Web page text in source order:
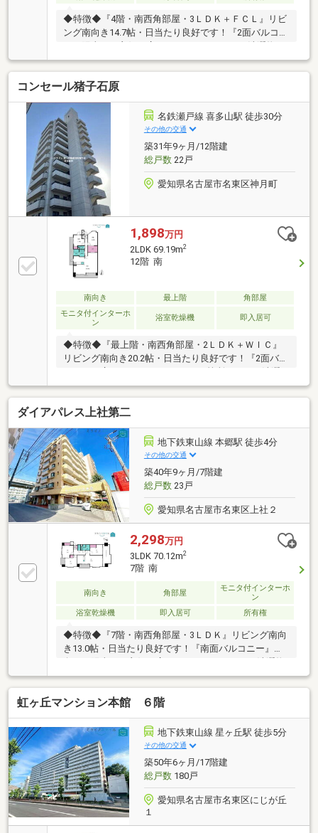
◆特徴◆『4階・南西角部屋・3ＬＤＫ＋ＦＣＬ』リビ
ング南向き14.7帖・日当たり良好です！『2面バルコニ
スペースに困りません！◆設備仕様◆『2026年5月リ
フォーム完工』■水回り：キッチン、バス、洗面、ト
イレ、配管■内装：クロス全室、床材、建具他◆リフ
ォーム相談可◆ご要望があれば物件引渡し後、ご入居
前にリフォーム可能です！ご相談ください！◆大容量
収納◆全居室収納付き、ファミリークローゼット、廊
下収納、シューズクローゼットもあるため収納スペー
スには困りません！
コンセール猪子石原
名鉄瀬戸線 喜多山駅 徒歩30分
その他の交通
築31年9ヶ月/12階建
総戸数22戸
愛知県名古屋市名東区神月町
1,898万円
2LDK 69.19m2
12階 南
南向き 最上階
角部屋
モニタ付インターホ
ン
浴室乾燥機 即入居可
◆特徴◆『最上階・南西角部屋・2ＬＤＫ＋ＷＩＣ』
リビング南向き20.2帖・日当たり良好です！『2面バル
物のスペースに困りません！◆設備仕様◆『2021年リ
フォーム済』■水回り：キッチン、バス、洗面、トイ
レ■内装：クロス全室、床材◆大容量収納◆全居室収
納付き、ウォークインクローゼット、シューズクロー
ゼットもあるため収納スペースには困りません！◆リ
フォーム相談可◆ご要望があれば物件引渡し後、ご入
居前にリフォーム可能です！ご相談ください！
ダイアパレス上社第二
地下鉄東山線 本郷駅 徒歩4分
その他の交通
築40年9ヶ月/7階建
総戸数23戸
愛知県名古屋市名東区上社２
2,298万円
3LDK 70.12m2
7階 南
南向き 角部屋
モニタ付インターホ
ン
浴室乾燥機
即入居可 所有権
◆特徴◆『7階・南西角部屋・3ＬＤＫ』リビング南向
き13.0帖・日当たり良好です！『南面バルコニー』南
のスペースに困りません！◆設備仕様◆『リフォーム
済』2026年1月■水回り：キッチン、バス、洗面、トイ
レ■内装：クロス全室、床材、建具他◆リフォーム相
談可◆ご要望があれば物件引渡し後、ご入居前にリフ
ォーム可能です！ご相談ください！◆大容量収納◆全
居室収納付き、シューズクローゼットもあるため収納
スペースには困りません！◆電子キー◆鍵の開け閉め
が楽な電子キーを採用！
虹ヶ丘マンション本館 ６階
地下鉄東山線 星ヶ丘駅 徒歩5分
その他の交通
築50年6ヶ月/17階建
総戸数180戸
愛知県名古屋市名東区にじが丘
１